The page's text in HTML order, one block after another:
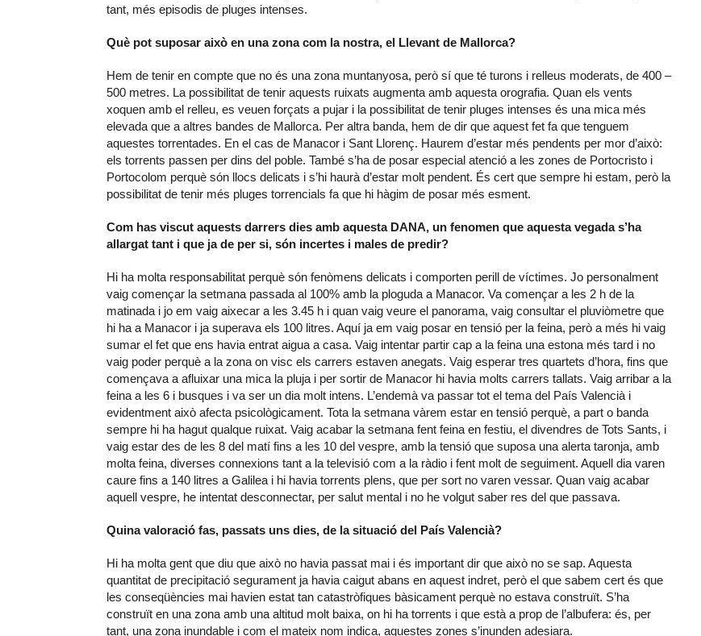
tant, més episodis de pluges intenses.
Què pot suposar això en una zona com la nostra, el Llevant de Mallorca?
Hem de tenir en compte que no és una zona muntanyosa, però sí que té turons i relleus moderats, de 400 –
500 metres. La possibilitat de tenir aquests ruixats augmenta amb aquesta orografia. Quan els vents
xoquen amb el relleu, es veuen forçats a pujar i la possibilitat de tenir pluges intenses és una mica més
elevada que a altres bandes de Mallorca. Per altra banda, hem de dir que aquest fet fa que tenguem
aquestes torrentades. En el cas de Manacor i Sant Llorenç. Haurem d’estar més pendents per mor d’això:
els torrents passen per dins del poble. També s’ha de posar especial atenció a les zones de Portocristo i
Portocolom perquè són llocs delicats i s’hi haurà d’estar molt pendent. És cert que sempre hi estam, però la
possibilitat de tenir més pluges torrencials fa que hi hàgim de posar més esment.
Com has viscut aquests darrers dies amb aquesta DANA, un fenomen que aquesta vegada s’ha
allargat tant i que ja de per si, són incertes i males de predir?
Hi ha molta responsabilitat perquè són fenòmens delicats i comporten perill de víctimes. Jo personalment
vaig començar la setmana passada al 100% amb la ploguda a Manacor. Va començar a les 2 h de la
matinada i jo em vaig aixecar a les 3.45 h i quan vaig veure el panorama, vaig consultar el pluviòmetre que
hi ha a Manacor i ja superava els 100 litres. Aquí ja em vaig posar en tensió per la feina, però a més hi vaig
sumar el fet que ens havia entrat aigua a casa. Vaig intentar partir cap a la feina una estona més tard i no
vaig poder perquè a la zona on visc els carrers estaven anegats. Vaig esperar tres quartets d’hora, fins que
començava a afluixar una mica la pluja i per sortir de Manacor hi havia molts carrers tallats. Vaig arribar a la
feina a les 6 i busques i va ser un dia molt intens. L’endemà va passar tot el tema del País Valencià i
evidentment això afecta psicològicament. Tota la setmana vàrem estar en tensió perquè, a part o banda
sempre hi ha hagut qualque ruixat. Vaig acabar la setmana fent feina en festiu, el divendres de Tots Sants, i
vaig estar des de les 8 del matí fins a les 10 del vespre, amb la tensió que suposa una alerta taronja, amb
molta feina, diverses connexions tant a la televisió com a la ràdio i fent molt de seguiment. Aquell dia varen
caure fins a 140 litres a Galilea i hi havia torrents plens, que per sort no varen vessar. Quan vaig acabar
aquell vespre, he intentat desconnectar, per salut mental i no he volgut saber res del que passava.
Quina valoració fas, passats uns dies, de la situació del País Valencià?
Hi ha molta gent que diu que això no havia passat mai i és important dir que això no se sap. Aquesta
quantitat de precipitació segurament ja havia caigut abans en aquest indret, però el que sabem cert és que
les conseqüències mai havien estat tan catastròfiques bàsicament perquè no estava construït. S’ha
construït en una zona amb una altitud molt baixa, on hi ha torrents i que està a prop de l’albufera: és, per
tant, una zona inundable i com el mateix nom indica, aquestes zones s’inunden adesiara.